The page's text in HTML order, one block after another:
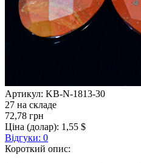
Артикул: KB-N-1813-30
27 на складе
72,78 грн
Ціна (долар): 1,55 $
Відгуки: 0
Короткий опис: